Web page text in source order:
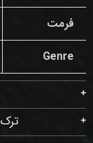
فرمت
Genre